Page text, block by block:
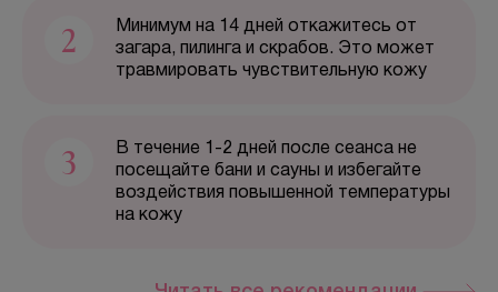
2
Минимум на 14 дней откажитесь от
загара, пилинга и скрабов. Это может
травмировать чувствительную кожу
3
В течение 1-2 дней после сеанса не
посещайте бани и сауны и избегайте
воздействия повышенной температуры
на кожу